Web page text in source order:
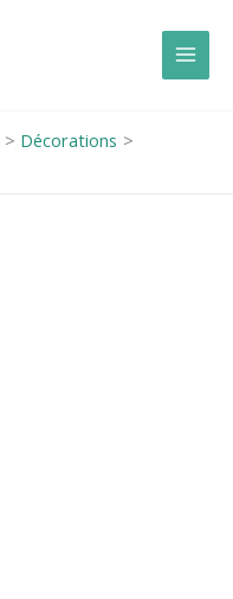
Décorations